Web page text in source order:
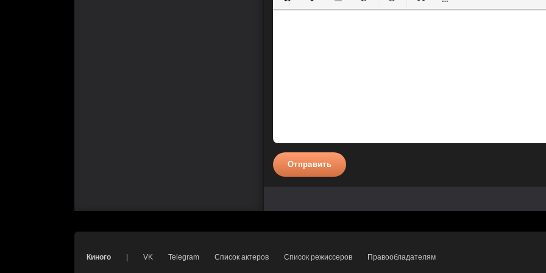
Полужирный
КурсивПодчеркнутый
ЗачеркнутыйВставить смайлик
Вставка цитаты
Вставка спойлера
Отправить
Киного | VK Telegram Список актеров Список режиссеров Правообладателям